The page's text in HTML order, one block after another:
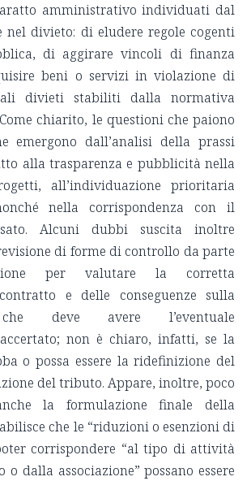
amministrativo individuati dal
nel divieto: di eludere regole cogenti
di aggirare vincoli di finanza
beni o servizi in violazione di
divieti stabiliti dalla normativa
chiarito, le questioni che paiono
emergono dall’analisi della prassi
alla trasparenza e pubblicità nella
all’individuazione prioritaria
nella corrispondenza con il
Alcuni dubbi suscita inoltre
di forme di controllo da parte
per valutare la corretta
e delle conseguenze sulla
che deve avere l’eventuale
non è chiaro, infatti, se la
o possa essere la ridefinizione del
del tributo. Appare, inoltre, poco
la formulazione finale della
che le “riduzioni o esenzioni di
corrispondere “al tipo di attività
dalla associazione” possano essere